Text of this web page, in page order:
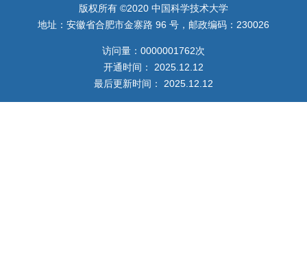
版权所有 ©2020 中国科学技术大学
地址：安徽省合肥市金寨路 96 号，邮政编码：230026
访问量： 0000001762次
开通时间： 2025 12 12
最后更新时间： 2025 12 12